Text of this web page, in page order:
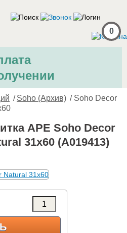
0
/ Soho (Архив) / Soho Decor
APE Soho Decor
31x60 (A019413)